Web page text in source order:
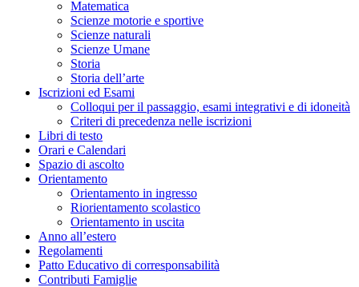
Matematica
Scienze motorie e sportive
Scienze naturali
Scienze Umane
Storia
Storia dell’arte
Iscrizioni ed Esami
Colloqui per il passaggio, esami integrativi e di idoneità
Criteri di precedenza nelle iscrizioni
Libri di testo
Orari e Calendari
Spazio di ascolto
Orientamento
Orientamento in ingresso
Riorientamento scolastico
Orientamento in uscita
Anno all’estero
Regolamenti
Patto Educativo di corresponsabilità
Contributi Famiglie